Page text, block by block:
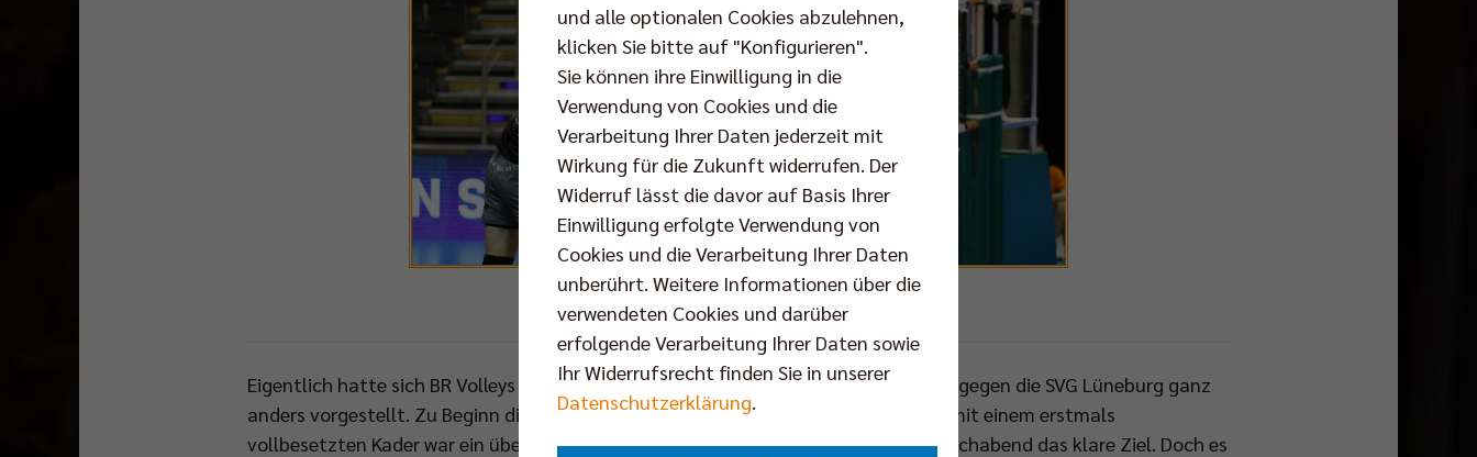
Foto: Eckhard Herfet
Eigentlich hatte sich BR Volleys Trainer Cedric Enard das jüngste Bundesligamatch gegen die SVG Lüneburg ganz
anders vorgestellt. Zu Beginn dieser Woche war der Franzose zuversichtlich, denn mit einem erstmals
vollbesetzten Kader war ein überzeugender Sieg gegen die "LüneHünen" am Mittwochabend das klare Ziel. Doch es
und alle optionalen Cookies abzulehnen,
klicken Sie bitte auf "Konfigurieren".
Sie können ihre Einwilligung in die
Verwendung von Cookies und die
Verarbeitung Ihrer Daten jederzeit mit
Wirkung für die Zukunft widerrufen. Der
Widerruf lässt die davor auf Basis Ihrer
Einwilligung erfolgte Verwendung von
Cookies und die Verarbeitung Ihrer Daten
unberührt. Weitere Informationen über die
verwendeten Cookies und darüber
erfolgende Verarbeitung Ihrer Daten sowie
Ihr Widerrufsrecht finden Sie in unserer
Datenschutzerklärung.